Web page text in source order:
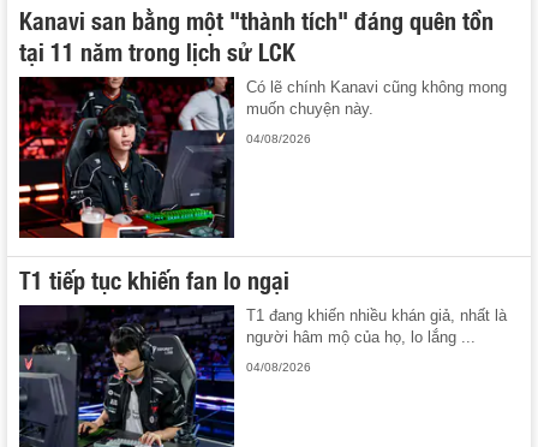
Kanavi san bằng một "thành tích" đáng quên tồn
tại 11 năm trong lịch sử LCK
Có lẽ chính Kanavi cũng không mong
muốn chuyện này.
04/08/2026
T1 tiếp tục khiến fan lo ngại
T1 đang khiến nhiều khán giả, nhất là
người hâm mộ của họ, lo lắng ...
04/08/2026